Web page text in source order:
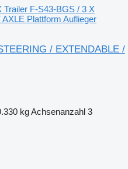
Trailer F-S43-BGS / 3 X
Plattform Auflieger
/ EXTENDABLE /
kgAchsenanzahl 3